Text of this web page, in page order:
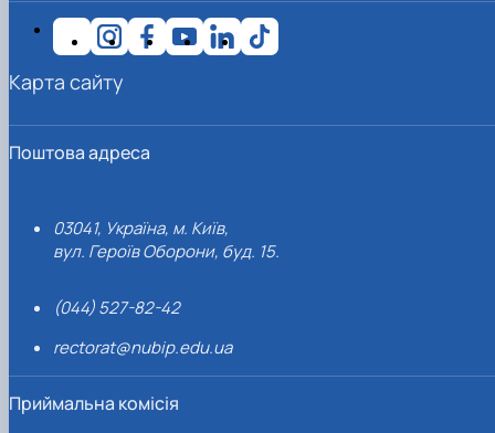
Поштова адреса
03041, Україна, м. Київ,
вул. Героїв Оборони, буд. 15.
(044) 527-82-42
rectorat@nubip.edu.ua
Приймальна комісія
Карта сайту